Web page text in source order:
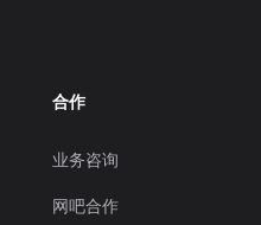
合作
业务咨询
网吧合作